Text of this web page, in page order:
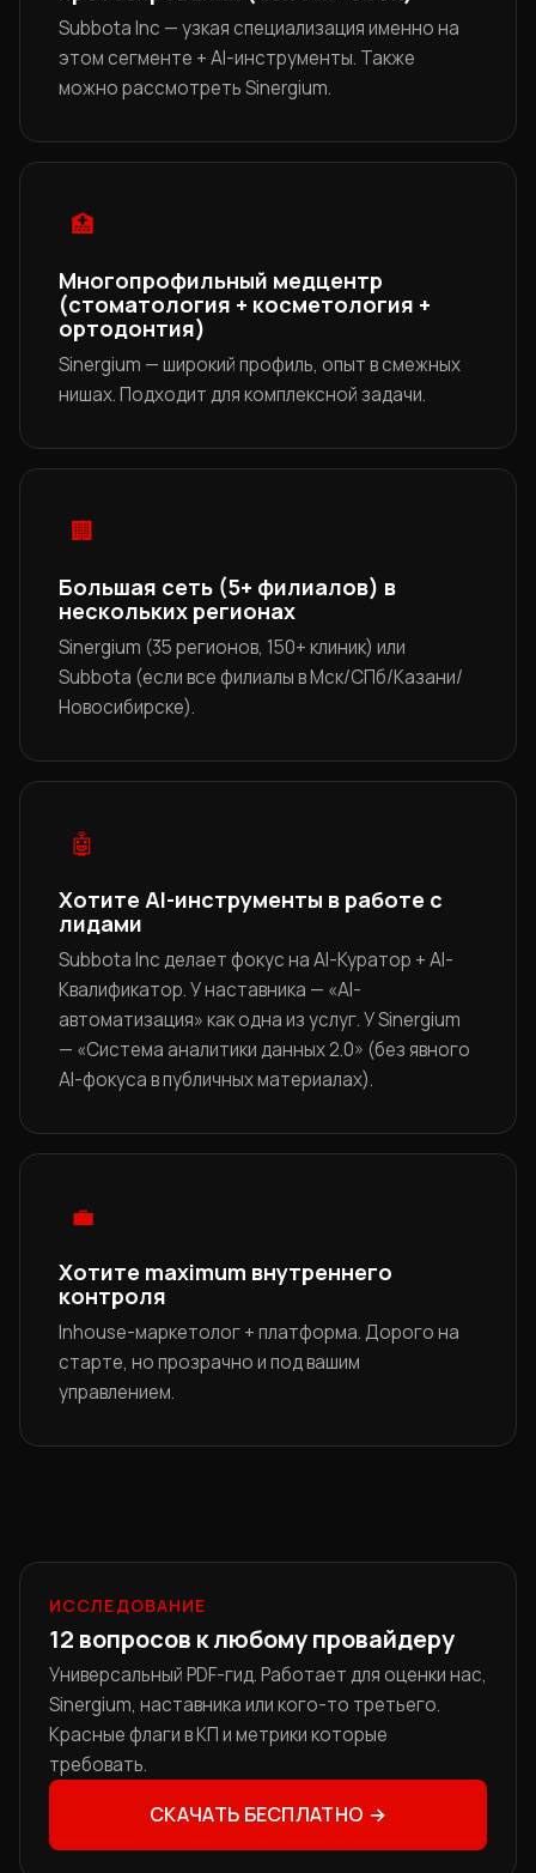
Subbota Inc — узкая специализация именно на
этом сегменте + AI-инструменты. Также
можно рассмотреть Sinergium.
🏥
Многопрофильный медцентр
(стоматология + косметология +
ортодонтия)
Sinergium — широкий профиль, опыт в смежных
нишах. Подходит для комплексной задачи.
🏢
Большая сеть (5+ филиалов) в
нескольких регионах
Sinergium (35 регионов, 150+ клиник) или
Subbota (если все филиалы в Мск/СПб/Казани/
Новосибирске).
🤖
Хотите AI-инструменты в работе с
лидами
Subbota Inc делает фокус на AI-Куратор + AI-
Квалификатор. У наставника — «AI-
автоматизация» как одна из услуг. У Sinergium
— «Система аналитики данных 2.0» (без явного
AI-фокуса в публичных материалах).
💼
Хотите maximum внутреннего
контроля
Inhouse-маркетолог + платформа. Дорого на
старте, но прозрачно и под вашим
управлением.
ИССЛЕДОВАНИЕ
12 вопросов к любому провайдеру
Универсальный PDF-гид. Работает для оценки нас,
Sinergium, наставника или кого-то третьего.
Красные флаги в КП и метрики которые
требовать.
СКАЧАТЬ БЕСПЛАТНО →